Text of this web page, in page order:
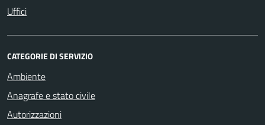
Uffici
CATEGORIE DI SERVIZIO
Ambiente
Anagrafe e stato civile
Autorizzazioni